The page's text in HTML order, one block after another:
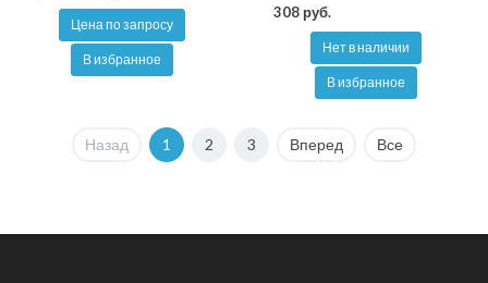
Цена по запросу
В избранное
308 руб.
Нет в наличии
В избранное
Назад 1 2 3 Вперед Все